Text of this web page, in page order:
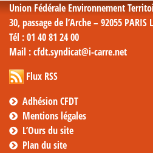
Union Fédérale Environnement
30, passage de l’Arche – 92055 PARIS
Tél : 01 40 81 24 00
Mail : cfdt.syndicat@i-carre.net
Flux RSS
Adhésion CFDT
Mentions légales
L’Ours du site
Plan du site